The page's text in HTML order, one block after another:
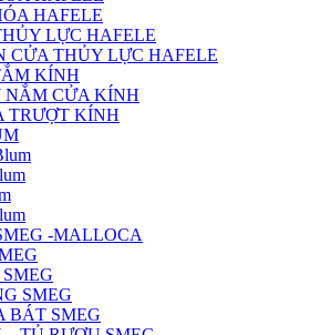
HAFELE
LỰC HAFELE
CỬA THỦY LỰC HAFELE
KÍNH
NẮM CỬA KÍNH
TRƯỢT KÍNH
-MALLOCA
SMEG
BÁT SMEG